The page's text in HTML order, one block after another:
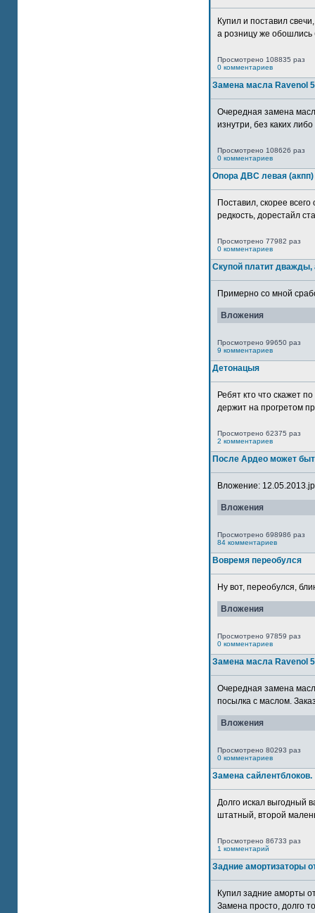
Купил и поставил
а розницу же обошлись
Просмотрено 108835 раз
0 комментариев
Замена масла Ravenol
Очередная замена
изнутри, без каких
Просмотрено 108626 раз
0 комментариев
Опора ДВС левая (акпп)
Поставил, скорее
редкость, дорестайл
Просмотрено 77982 раз
0 комментариев
Скупой платит
Примерно со мной
Вложения
Просмотрено 99650 раз
9 комментариев
Детонацыя
Ребят кто что скажет
держит на прогретом
Просмотрено 62375 раз
2 комментариев
После Ардео может
Вложение:
Вложения
Просмотрено 698986 раз
84 комментариев
Вовремя переобулся
Ну вот, переобулся,
Вложения
Просмотрено 97859 раз
0 комментариев
Замена масла Ravenol
Очередная замена
посылка с маслом.
Вложения
Просмотрено 80293 раз
0 комментариев
Замена сайлентблоков.
Долго искал выгодный
штатный, второй
Просмотрено 86733 раз
1 комментарий
Задние амортизаторы
Купил задние аморты
Замена просто, долго